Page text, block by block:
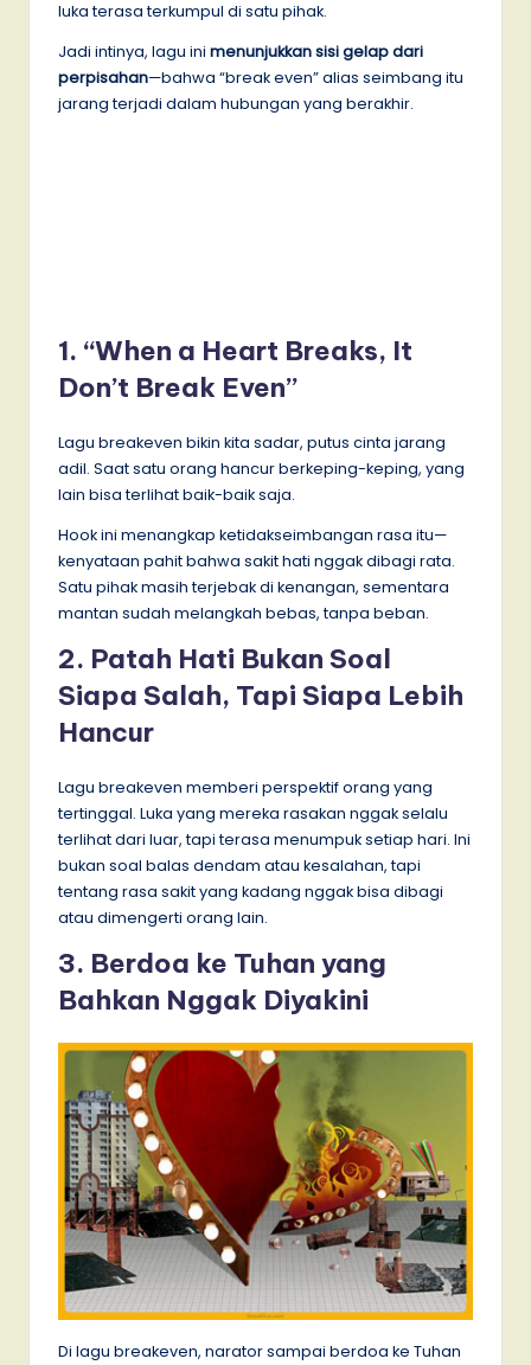
luka terasa terkumpul di satu pihak.
Jadi intinya, lagu ini menunjukkan sisi gelap dari
perpisahan—bahwa “break even” alias seimbang itu
jarang terjadi dalam hubungan yang berakhir.
1. “When a Heart Breaks, It
Don’t Break Even”
Lagu breakeven bikin kita sadar, putus cinta jarang
adil. Saat satu orang hancur berkeping-keping, yang
lain bisa terlihat baik-baik saja.
Hook ini menangkap ketidakseimbangan rasa itu—
kenyataan pahit bahwa sakit hati nggak dibagi rata.
Satu pihak masih terjebak di kenangan, sementara
mantan sudah melangkah bebas, tanpa beban.
2. Patah Hati Bukan Soal
Siapa Salah, Tapi Siapa Lebih
Hancur
Lagu breakeven memberi perspektif orang yang
tertinggal. Luka yang mereka rasakan nggak selalu
terlihat dari luar, tapi terasa menumpuk setiap hari. Ini
bukan soal balas dendam atau kesalahan, tapi
tentang rasa sakit yang kadang nggak bisa dibagi
atau dimengerti orang lain.
3. Berdoa ke Tuhan yang
Bahkan Nggak Diyakini
Di lagu breakeven, narator sampai berdoa ke Tuhan